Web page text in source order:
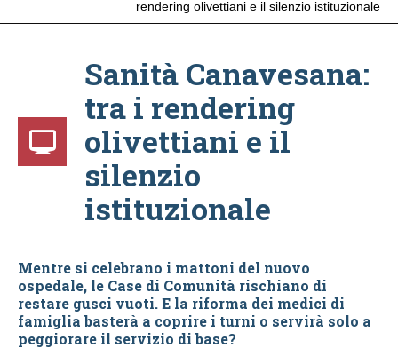
rendering olivettiani e il silenzio istituzionale
Sanità Canavesana:
tra i rendering
olivettiani e il
silenzio
istituzionale
Mentre si celebrano i mattoni del nuovo
ospedale, le Case di Comunità rischiano di
restare gusci vuoti. E la riforma dei medici di
famiglia basterà a coprire i turni o servirà solo a
peggiorare il servizio di base?